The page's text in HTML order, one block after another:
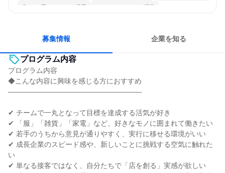
穏やかで互いのペースを尊重 コミュニケーションが活発
募集情報 企業を知る
プログラム内容
プログラム内容
◆こんな内容に興味を感じる方におすすめ
―――――――――――――――――――
✔ チームで一丸となって目標を達成する活気が好き
✔ 「服」「雑貨」「家電」など、好きなモノに囲まれて働きたい
✔ 若手のうちから意見が通りやすく、実行に移せる環境がいい
✔ 成長企業のスピード感や、新しいことに挑戦する空気に触れた
い
✔ 単なる接客ではなく、自分たちで「店を創る」実感が欲しい